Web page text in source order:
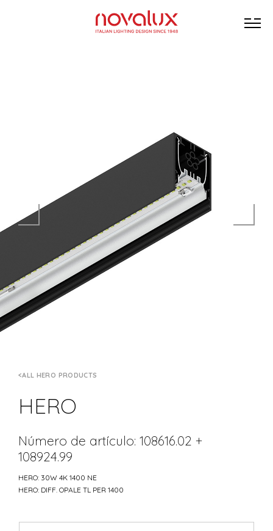
ALL HERO PRODUCTS
HERO
Número de artículo: 108616.02 +
108924.99
HERO: 30W 4K 1400 NE
HERO: DIFF. OPALE TL PER 1400